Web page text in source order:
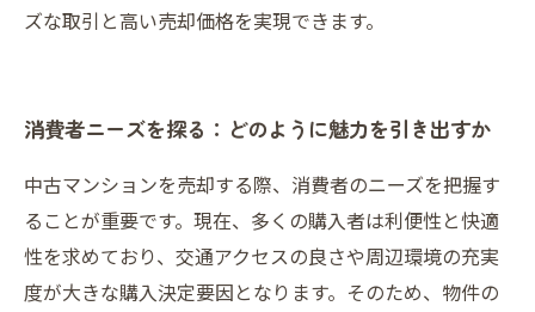
ズな取引と高い売却価格を実現できます。
消費者ニーズを探る：どのように魅力を引き出すか
中古マンションを売却する際、消費者のニーズを把握す
ることが重要です。現在、多くの購入者は利便性と快適
性を求めており、交通アクセスの良さや周辺環境の充実
度が大きな購入決定要因となります。そのため、物件の